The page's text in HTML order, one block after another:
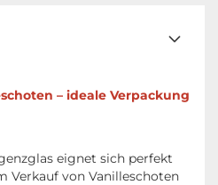
– ideale Verpackung
eignet sich perfekt
Verkauf von Vanilleschoten